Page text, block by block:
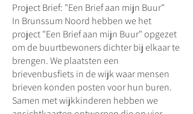
Project Brief: "Een Brief aan mijn Buur"
In Brunssum Noord hebben we het
project "Een Brief aan mijn Buur" opgezet
om de buurtbewoners dichter bij elkaar te
brengen. We plaatsten een
brievenbusfiets in de wijk waar mensen
brieven konden posten voor hun buren.
Samen met wijkkinderen hebben we